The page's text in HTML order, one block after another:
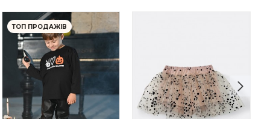
ТОП ПРОДАЖІВ